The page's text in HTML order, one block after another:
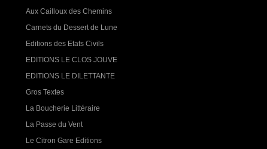
Aux Cailloux des Chemins
Carnets du Dessert de Lune
Editions des Etats Civils
EDITIONS LE CLOS JOUVE
EDITIONS LE DILETTANTE
Gros Textes
La Boucherie Littéraire
La Passe du Vent
Le Citron Gare Editions